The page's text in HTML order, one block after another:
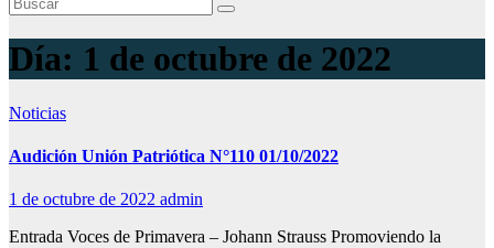
Día: 1 de octubre de 2022
Noticias
Audición Unión Patriótica N°110 01/10/2022
1 de octubre de 2022 admin
Entrada Voces de Primavera – Johann Strauss Promoviendo la